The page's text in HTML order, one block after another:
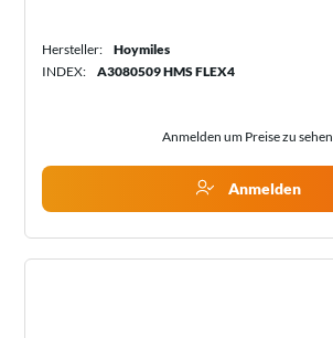
Hersteller:
Hoymiles
INDEX:
A3080509 HMS FLEX4
Anmelden um Preise zu sehen
Anmelden